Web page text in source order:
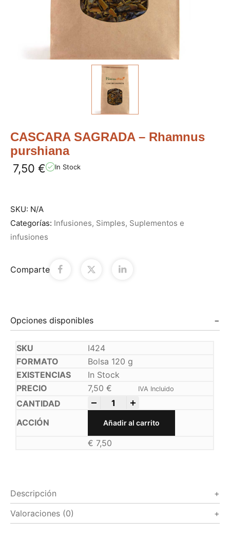
CASCARA SAGRADA – Rhamnus
purshiana
7,50 € In Stock
SKU: N/A
Categorías: Infusiones, Simples, Suplementos e
infusiones
Comparte
Opciones disponibles
I424
Bolsa 120 g
In Stock
7,50€ IVA Incluido
Añadir al carrito
€ 7,50
Descripción
Valoraciones (0)